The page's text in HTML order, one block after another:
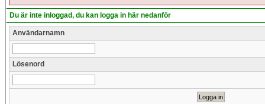
Du är inte inloggad, du kan logga in här nedanför
Användarnamn
Lösenord